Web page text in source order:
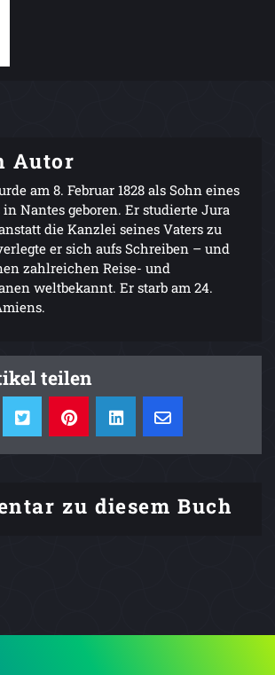
Autor
am 8. Februar 1828 als Sohn eines
Nantes geboren. Er studierte Jura
die Kanzlei seines Vaters zu
er sich aufs Schreiben – und
zahlreichen Reise- und
weltbekannt. Er starb am 24.
teilen
zu diesem Buch